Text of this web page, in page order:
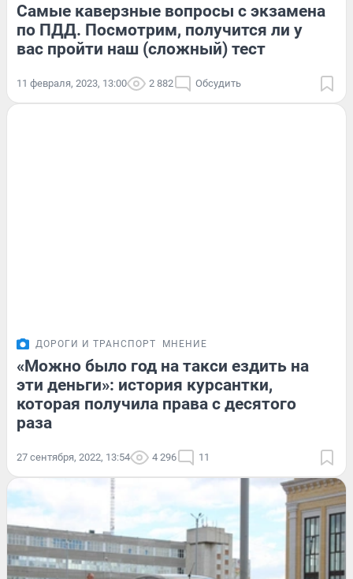
Самые каверзные вопросы с экзамена
по ПДД. Посмотрим, получится ли у
вас пройти наш (сложный) тест
11 февраля, 2023, 13:00 2 882 Обсудить
ДОРОГИ И ТРАНСПОРТ МНЕНИЕ
«Можно было год на такси ездить на
эти деньги»: история курсантки,
которая получила права с десятого
раза
27 сентября, 2022, 13:54 4 296 11